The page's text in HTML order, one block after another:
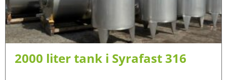
2000 liter tank i Syrafast 316